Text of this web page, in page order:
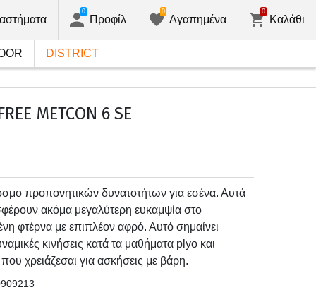
Προφίλ
0
Αγαπημένα
0
Καλάθι
0
DISTRICT
METCON 6 SE
προπονητικών δυνατοτήτων για εσένα. Αυτά
ακόμα μεγαλύτερη ευκαμψία στο
φτέρνα με επιπλέον αφρό. Αυτό σημαίνει
κινήσεις κατά τα μαθήματα plyo και
χρειάζεσαι για ασκήσεις με βάρη.